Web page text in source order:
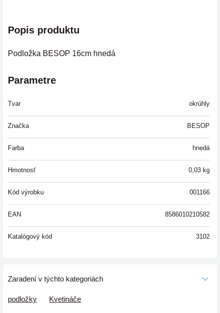
Popis produktu
Podložka BESOP 16cm hnedá
Parametre
Tvar okrúhly
Značka BESOP
Farba hnedá
Hmotnosť 0,03 kg
Kód výrobku 001166
EAN 8586010210582
Katalógový kód 3102
Zaradení v týchto kategoriách
podložky Kvetináče